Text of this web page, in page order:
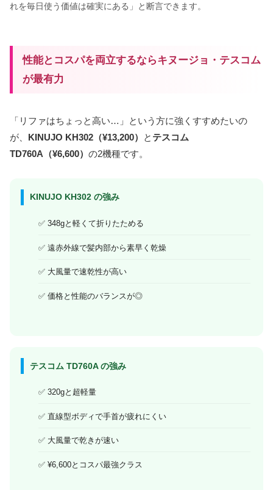
れを毎日使う価値は確実にある」と断言できます。
性能とコスパを両立するならキヌージョ・テスコム
が最有力
「リファはちょっと高い…」という方に強くすすめたいの
が、 KINUJO KH302（¥13,200） と テスコム
TD760A（¥6,600） の2機種です。
KINUJO KH302 の強み
348gと軽くて折りたためる
遠赤外線で髪内部から素早く乾燥
大風量で速乾性が高い
価格と性能のバランスが◎
テスコム TD760A の強み
320gと超軽量
直線型ボディで手首が疲れにくい
大風量で乾きが速い
¥6,600とコスパ最強クラス